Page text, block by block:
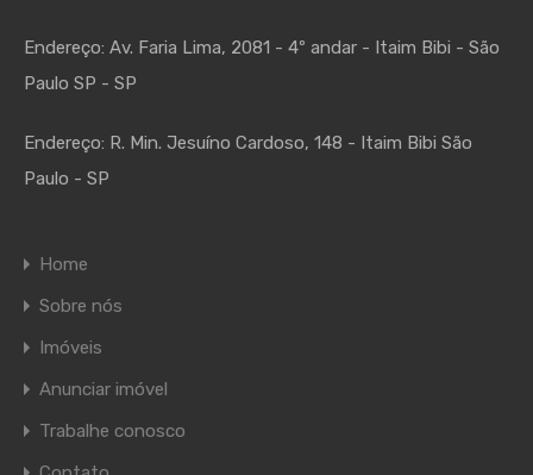
Endereço: Av. Faria Lima, 2081 - 4º andar - Itaim Bibi - São
Paulo SP - SP
Endereço: R. Min. Jesuíno Cardoso, 148 - Itaim Bibi São
Paulo - SP
Home
Sobre nós
Imóveis
Anunciar imóvel
Trabalhe conosco